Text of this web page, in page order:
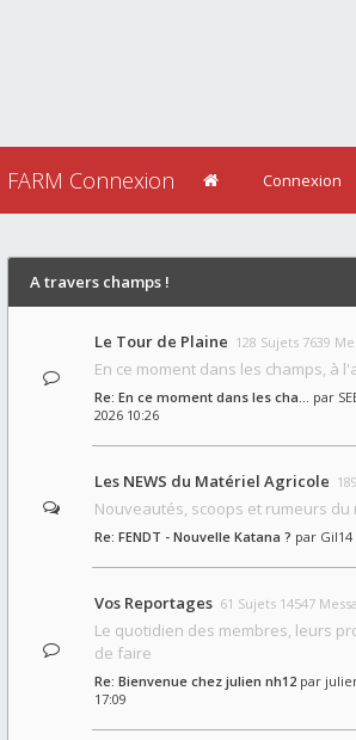
FARM Connexion Connexion
A travers champs !
Le Tour de Plaine 128 Sujets 7639
En ce moment dans les champs, à
Re: En ce moment dans les cha… par
2026 10:26
Les NEWS du Matériel Agricole
Nouveautés, scoops et rumeurs du
Re: FENDT - Nouvelle Katana ? par Gil14
Vos Reportages 61 Sujets 14547
Le quotidien des membres, leurs
de faire
Re: Bienvenue chez julien nh12 par
17:09